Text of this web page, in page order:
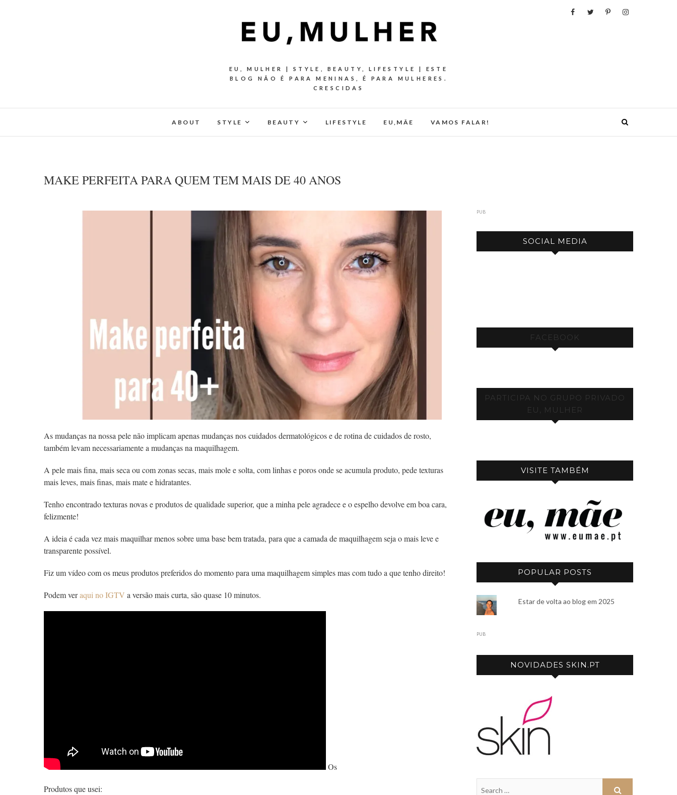
EU, MULHER | STYLE, BEAUTY, LIFESTYLE | ESTE
BLOG NÃO É PARA MENINAS, É PARA MULHERES.
CRESCIDAS
ABOUT STYLE BEAUTY LIFESTYLE EU,MÂE VAMOS FALAR!
MAKE PERFEITA PARA QUEM TEM MAIS DE 40 ANOS
As mudanças na nossa pele não implicam apenas mudanças nos cuidados dermatológicos e de rotina de cuidados de rosto,
também levam necessariamente a mudanças na maquilhagem.
A pele mais fina, maisseca ou com zonas secas, mais mole e solta, com linhas e poros onde se acumula produto, pede texturas
mais leves, mais finas, mais mate e hidratantes.
Tenho encontrado texturas novas e produtos de qualidade superior, que a minha pele agradece e o espelho devolve em boa cara,
felizmente!
A ideia é cada vez mais maquilhar menos sobre uma base bem tratada, para que a camada de maquilhagem seja o mais leve e
transparente possível.
Fiz um vídeo com os meus produtos preferidos do momento para uma maquilhagem simples mas com tudo a que tenho direito!
Podem veraqui no IGTV a versão mais curta, são quase 10 minutos.
Os
Produtos que usei:
PUB
SOCIAL MEDIA
FACEBOOK
PARTICIPA NO GRUPO PRIVADO
EU, MULHER
VISITE TAMBÉM
POPULAR POSTS
Estar de volta ao blog em 2025
PUB
NOVIDADES SKIN.PT